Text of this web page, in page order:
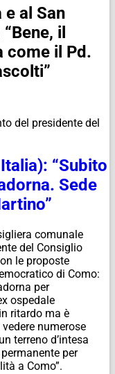
al San
il
come il Pd.
del presidente del
“Subito
Sede
comunale
del Consiglio
le proposte
di Como:
per
ospedale
ritardo ma è
numerose
terreno d’intesa
per
a Como”.